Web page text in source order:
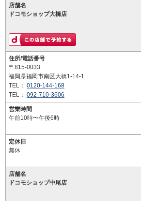
店舗名
ドコモショップ大橋店
住所/電話番号
〒815-0033
福岡県福岡市南区大橋1-14-1
TEL： 0120-144-168
TEL： 092-710-3606
営業時間
午前10時〜午後6時
定休日
無休
店舗名
ドコモショップ中尾店